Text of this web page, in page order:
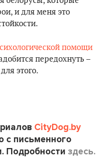
и для меня это
помощи
передохнуть –
этого.
CityDog.by
с письменного
Подробности здесь.